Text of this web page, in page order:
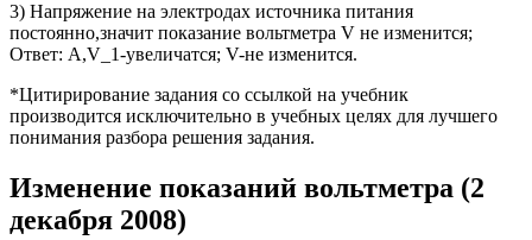
3) Напряжение на электродах источника питания
постоянно,значит показание вольтметра V не изменится;
Ответ: A,V_1-увеличатся; V-не изменится.
*Цитирирование задания со ссылкой на учебник
производится исключительно в учебных целях для лучшего
понимания разбора решения задания.
Изменение показаний вольтметра (2
декабря 2008)